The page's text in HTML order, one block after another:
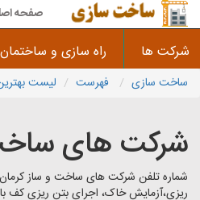
صفحه
شرکت ها راه سازی و
ساخت سازی فهرست لیست
شرکت های
شماره تلفن شرکت های ساخت و ساز
ریزی،آزمایش خاک، اجرای بتن ریزی کف